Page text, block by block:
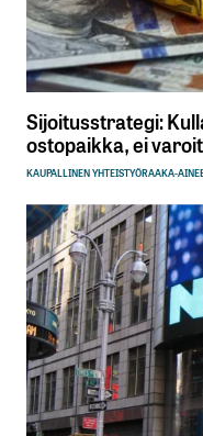
Sijoitusstrategi:
ostopaikka, ei
KAUPALLINEN YHTEISTYÖRAAKA-